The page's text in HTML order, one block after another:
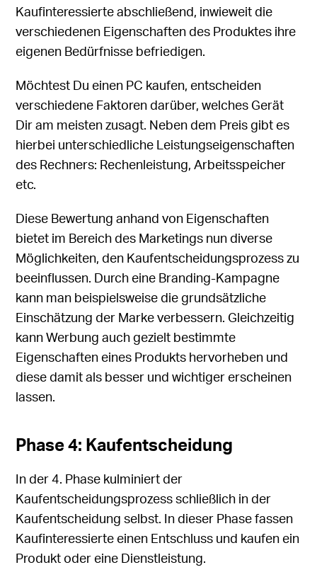
Kaufinteressierte abschließend, inwieweit die
verschiedenen Eigenschaften des Produktes ihre
eigenen Bedürfnisse befriedigen.
Möchtest Du einen PC kaufen, entscheiden
verschiedene Faktoren darüber, welches Gerät
Dir am meisten zusagt. Neben dem Preis gibt es
hierbei unterschiedliche Leistungseigenschaften
des Rechners: Rechenleistung, Arbeitsspeicher
etc.
Diese Bewertung anhand von Eigenschaften
bietet im Bereich des Marketings nun diverse
Möglichkeiten, den Kaufentscheidungsprozess zu
beeinflussen. Durch eine Branding-Kampagne
kann man beispielsweise die grundsätzliche
Einschätzung der Marke verbessern. Gleichzeitig
kann Werbung auch gezielt bestimmte
Eigenschaften eines Produkts hervorheben und
diese damit als besser und wichtiger erscheinen
lassen.
Phase 4: Kaufentscheidung
In der 4. Phase kulminiert der
Kaufentscheidungsprozess schließlich in der
Kaufentscheidung selbst. In dieser Phase fassen
Kaufinteressierte einen Entschluss und kaufen ein
Produkt oder eine Dienstleistung.